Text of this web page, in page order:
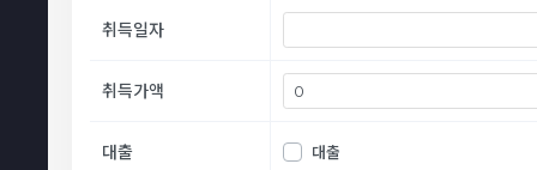
취득일자
취득가액
대출 대출